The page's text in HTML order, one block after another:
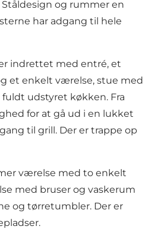
og rummer en
har adgang til hele
indrettet med entré, et
et enkelt værelse, stue med
udstyret køkken. Fra
for at gå ud i en lukket
til grill. Der er trappe op
værelse med to enkelt
med bruser og vaskerum
og tørretumbler. Der er